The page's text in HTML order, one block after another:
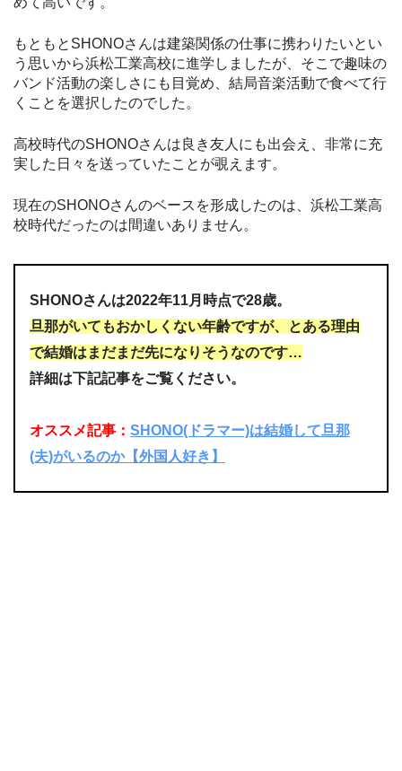
もともとSHONOさんは建築関係の仕事に携わりたいとい
う思いから浜松工業高校に進学しましたが、そこで趣味の
バンド活動の楽しさにも目覚め、結局音楽活動で食べて行
くことを選択したのでした。
高校時代のSHONOさんは良き友人にも出会え、非常に充
実した日々を送っていたことが覗えます。
現在のSHONOさんのベースを形成したのは、浜松工業高
校時代だったのは間違いありません。
SHONOさんは2022年11月時点で28歳。
旦那がいてもおかしくない年齢ですが、とある理由
で結婚はまだまだ先になりそうなのです…
詳細は下記記事をご覧ください。
オススメ記事： SHONO(ドラマー)は結婚して旦那
(夫)がいるのか【外国人好き】